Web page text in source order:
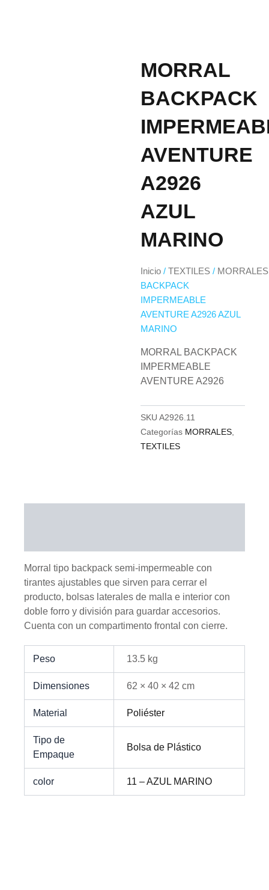
MORRAL
BACKPACK
AVENTURE
A2926
AZUL
MARINO
Inicio / TEXTILES / MORRALES
BACKPACK
IMPERMEABLE
AVENTURE A2926 AZUL
MARINO
MORRAL BACKPACK
IMPERMEABLE
AVENTURE A2926
SKU A2926.11
Categorías MORRALES
TEXTILES
Morral tipo backpack semi-impermeable con
tirantes ajustables que sirven para cerrar el
producto, bolsas laterales de malla e interior con
doble forro y división para guardar accesorios.
Cuenta con un compartimento frontal con cierre.
Peso 13.5 kg
Dimensiones 62 × 40 × 42 cm
Material Poliéster
Tipo de
Empaque
Bolsa de Plástico
color 11 – AZUL MARINO